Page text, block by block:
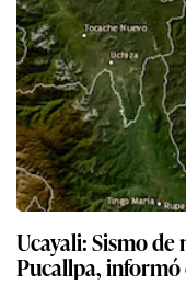
Ucayali: Sismo
Pucallpa, informó